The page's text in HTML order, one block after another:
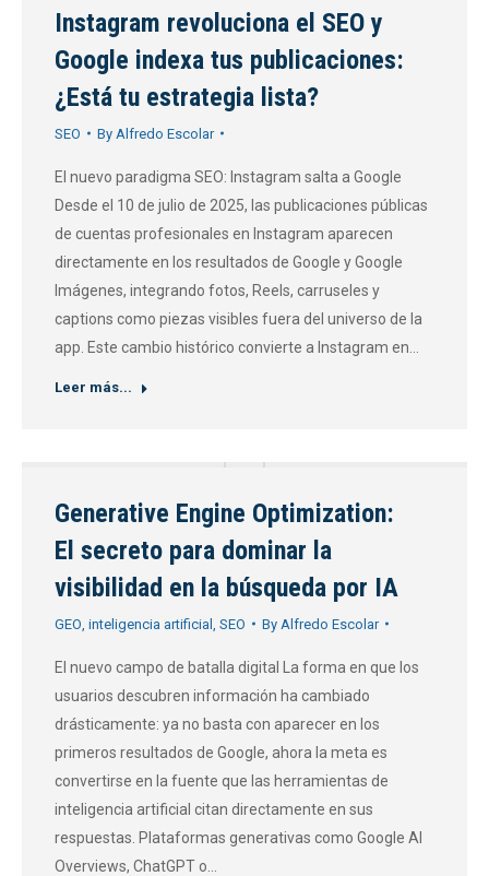
Instagram revoluciona el SEO y
Google indexa tus publicaciones:
¿Está tu estrategia lista?
SEO By Alfredo Escolar
El nuevo paradigma SEO: Instagram salta a Google
Desde el 10 de julio de 2025, las publicaciones públicas
de cuentas profesionales en Instagram aparecen
directamente en los resultados de Google y Google
Imágenes, integrando fotos, Reels, carruseles y
captions como piezas visibles fuera del universo de la
app. Este cambio histórico convierte a Instagram en…
Leer más...
Generative Engine Optimization:
El secreto para dominar la
visibilidad en la búsqueda por IA
GEO inteligencia artificial SEO By Alfredo Escolar
El nuevo campo de batalla digital La forma en que los
usuarios descubren información ha cambiado
drásticamente: ya no basta con aparecer en los
primeros resultados de Google, ahora la meta es
convertirse en la fuente que las herramientas de
inteligencia artificial citan directamente en sus
respuestas. Plataformas generativas como Google AI
Overviews, ChatGPT o…